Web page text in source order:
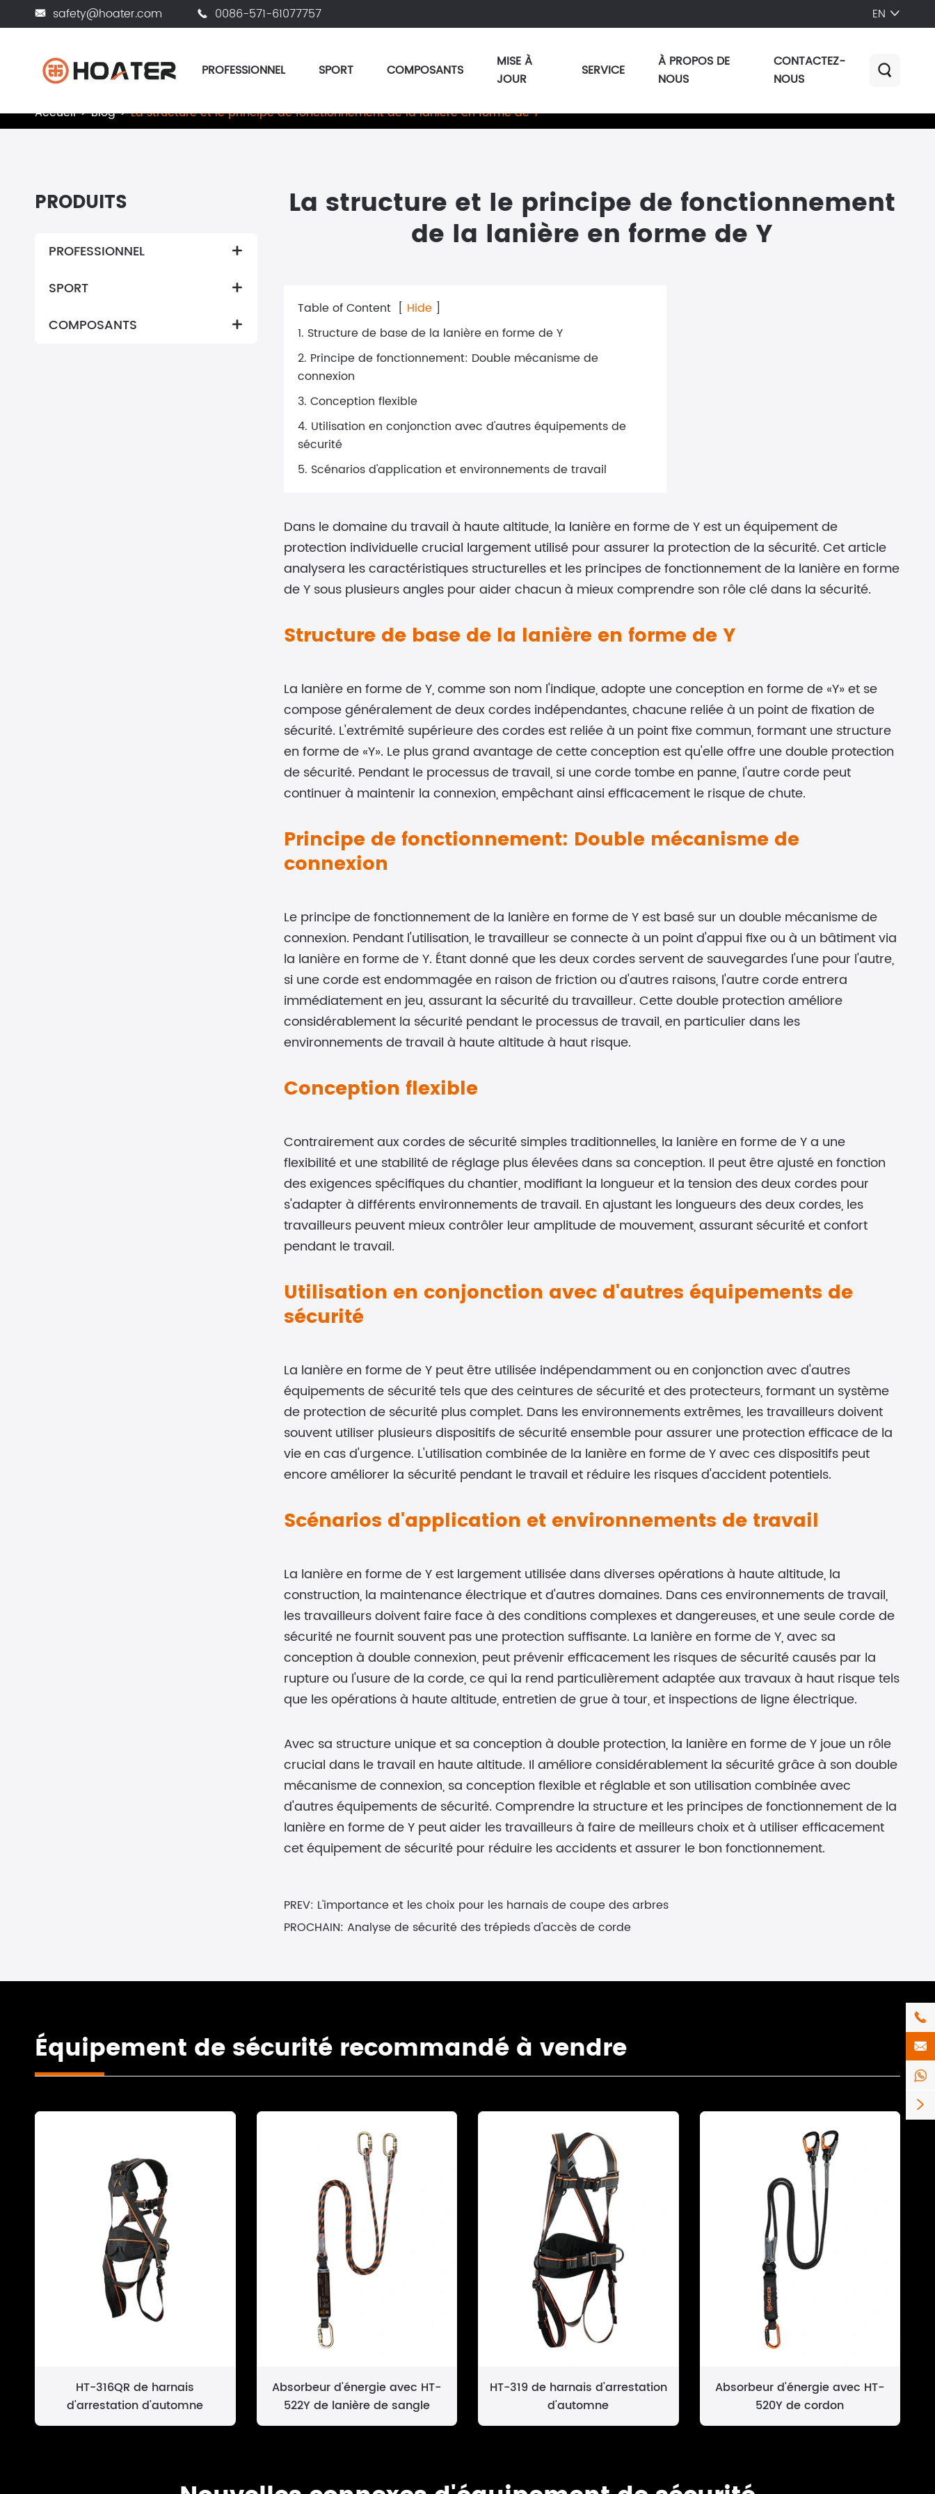
 safety@hoater.com  0086-571-61077757 EN 
PROFESSIONNEL SPORT COMPOSANTS
MISE À
JOUR
SERVICE
À PROPOS DE
NOUS
CONTACTEZ-
NOUS

Accueil Blog La structure et le principe de fonctionnement de la lanière en forme de Y
PRODUITS
PROFESSIONNEL 
SPORT 
COMPOSANTS 
La structure et le principe de fonctionnement
de la lanière en forme de Y
Table of Content [ Hide ]
1. Structure de base de la lanière en forme de Y
2. Principe de fonctionnement: Double mécanisme de
connexion
3. Conception flexible
4. Utilisation en conjonction avec d'autres équipements de
sécurité
5. Scénarios d'application et environnements de travail
Dans le domaine du travail à haute altitude, la lanière en forme de Y est un équipement de
protection individuelle crucial largement utilisé pour assurer la protection de la sécurité. Cet article
analysera les caractéristiques structurelles et les principes de fonctionnement de la lanière en forme
de Y sous plusieurs angles pour aider chacun à mieux comprendre son rôle clé dans la sécurité.
Structure de base de la lanière en forme de Y
La lanière en forme de Y, comme son nom l'indique, adopte une conception en forme de «Y» et se
compose généralement de deux cordes indépendantes, chacune reliée à un point de fixation de
sécurité. L'extrémité supérieure des cordes est reliée à un point fixe commun, formant une structure
en forme de «Y». Le plus grand avantage de cette conception est qu'elle offre une double protection
de sécurité. Pendant le processus de travail, si une corde tombe en panne, l'autre corde peut
continuer à maintenir la connexion, empêchant ainsi efficacement le risque de chute.
Principe de fonctionnement: Double mécanisme de
connexion
Le principe de fonctionnement de la lanière en forme de Y est basé sur un double mécanisme de
connexion. Pendant l'utilisation, le travailleur se connecte à un point d'appui fixe ou à un bâtiment via
la lanière en forme de Y. Étant donné que les deux cordes servent de sauvegardes l'une pour l'autre,
si une corde est endommagée en raison de friction ou d'autres raisons, l'autre corde entrera
immédiatement en jeu, assurant la sécurité du travailleur. Cette double protection améliore
considérablement la sécurité pendant le processus de travail, en particulier dans les
environnements de travail à haute altitude à haut risque.
Conception flexible
Contrairement aux cordes de sécurité simples traditionnelles, la lanière en forme de Y a une
flexibilité et une stabilité de réglage plus élevées dans sa conception. Il peut être ajusté en fonction
des exigences spécifiques du chantier, modifiant la longueur et la tension des deux cordes pour
s'adapter à différents environnements de travail. En ajustant les longueurs des deux cordes, les
travailleurs peuvent mieux contrôler leur amplitude de mouvement, assurant sécurité et confort
pendant le travail.
Utilisation en conjonction avec d'autres équipements de
sécurité
La lanière en forme de Y peut être utilisée indépendamment ou en conjonction avec d'autres
équipements de sécurité tels que des ceintures de sécurité et des protecteurs, formant un système
de protection de sécurité plus complet. Dans les environnements extrêmes, les travailleurs doivent
souvent utiliser plusieurs dispositifs de sécurité ensemble pour assurer une protection efficace de la
vie en cas d'urgence. L'utilisation combinée de la lanière en forme de Y avec ces dispositifs peut
encore améliorer la sécurité pendant le travail et réduire les risques d'accident potentiels.
Scénarios d'application et environnements de travail
La lanière en forme de Y est largement utilisée dans diverses opérations à haute altitude, la
construction, la maintenance électrique et d'autres domaines. Dans ces environnements de travail,
les travailleurs doivent faire face à des conditions complexes et dangereuses, et une seule corde de
sécurité ne fournit souvent pas une protection suffisante. La lanière en forme de Y, avec sa
conception à double connexion, peut prévenir efficacement les risques de sécurité causés par la
rupture ou l'usure de la corde, ce qui la rend particulièrement adaptée aux travaux à haut risque tels
que les opérations à haute altitude, entretien de grue à tour, et inspections de ligne électrique.
Avec sa structure unique et sa conception à double protection, la lanière en forme de Y joue un rôle
crucial dans le travail en haute altitude. Il améliore considérablement la sécurité grâce à son double
mécanisme de connexion, sa conception flexible et réglable et son utilisation combinée avec
d'autres équipements de sécurité. Comprendre la structure et les principes de fonctionnement de la
lanière en forme de Y peut aider les travailleurs à faire de meilleurs choix et à utiliser efficacement
cet équipement de sécurité pour réduire les accidents et assurer le bon fonctionnement.
PREV: L'importance et les choix pour les harnais de coupe des arbres
PROCHAIN: Analyse de sécurité des trépieds d'accès de corde
Équipement de sécurité recommandé à vendre
HT-316QR de harnais
d'arrestation d'automne
Absorbeur d'énergie avec HT-
522Y de lanière de sangle
HT-319 de harnais d'arrestation
d'automne
Absorbeur d'énergie avec HT-
520Y de cordon



